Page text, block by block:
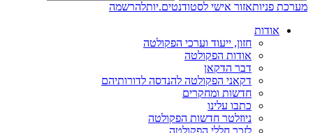
מערכת פניותאזור אישי לסטודנטים.יותלהרשמה
אודות
חזון, ייעוד וערכי הפקולטה
אודות הפקולטה
דבר הדקאן
דקאני הפקולטה להנדסה לדורותיהם
חדשות ומחקרים
כתבו עלינו
ניוזלטר חדשות הפקולטה
לזכר חללי הפקולטה